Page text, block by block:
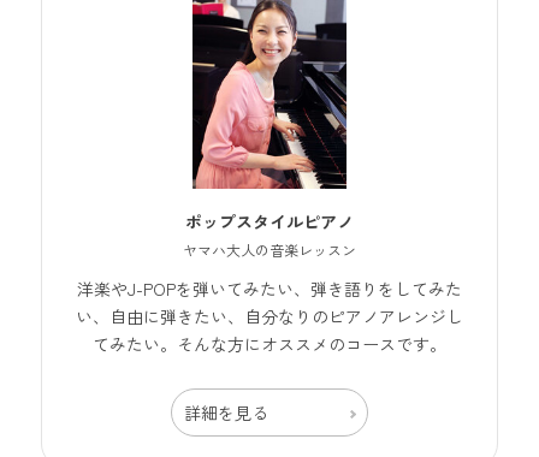
ポップスタイルピアノ
ヤマハ大人の音楽レッスン
洋楽やJ-POPを弾いてみたい、弾き語りをしてみた
い、自由に弾きたい、自分なりのピアノアレンジし
てみたい。そんな方にオススメのコースです。
詳細を見る